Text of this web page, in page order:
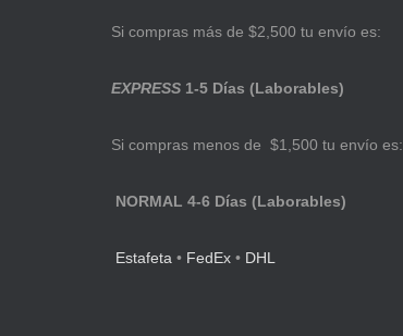
Si compras más de $2,500 tu envío es:
EXPRESS 1-5 Días (Laborables)
Si compras menos de $1,500 tu envío es:
NORMAL 4-6 Días (Laborables)
Estafeta • FedEx • DHL